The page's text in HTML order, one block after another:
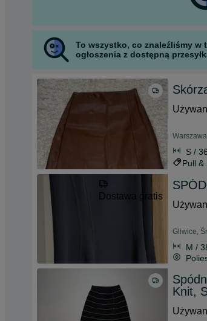
To wszystko, co znaleźliśmy w
ogłoszenia z dostępną
S / 36
Pull &
Dostawa gratis
Gliwice,
M /
Knit,